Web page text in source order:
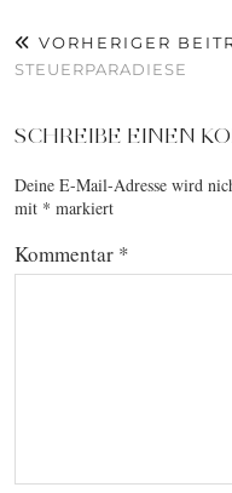
VORHERIGER
STEUERPARADIESE
SCHREIBE EINEN
Deine E-Mail-Adresse wird
mit * markiert
Kommentar *